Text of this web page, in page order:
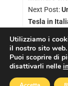
Next Post:
Tesla in
Copyright ©
Utilizziamo i
il nostro sito web.
Puoi scoprire di
disattivarli nelle